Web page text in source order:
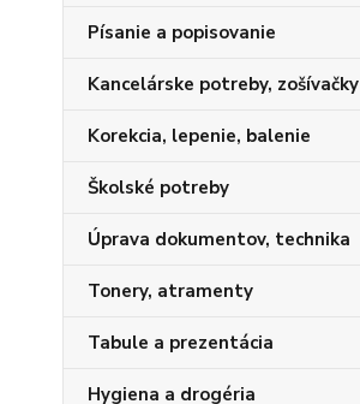
Písanie a popisovanie
Kancelárske potreby, zošívačky
Korekcia, lepenie, balenie
Školské potreby
Úprava dokumentov, technika
Tonery, atramenty
Tabule a prezentácia
Hygiena a drogéria